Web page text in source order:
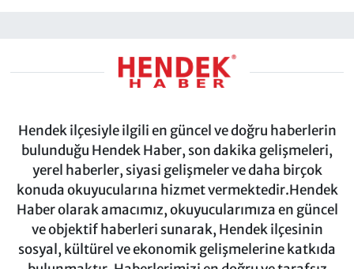
Hendek ilçesiyle ilgili en güncel ve doğru haberlerin
bulunduğu Hendek Haber, son dakika gelişmeleri,
yerel haberler, siyasi gelişmeler ve daha birçok
konuda okuyucularına hizmet vermektedir.Hendek
Haber olarak amacımız, okuyucularımıza en güncel
ve objektif haberleri sunarak, Hendek ilçesinin
sosyal, kültürel ve ekonomik gelişmelerine katkıda